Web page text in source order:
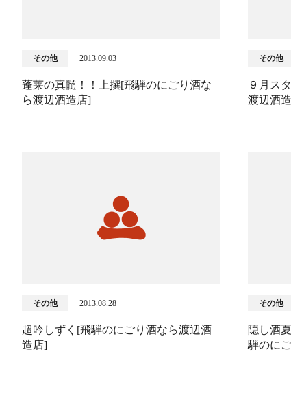
その他 2013.09.03
蓬莱の真髄！！上撰[飛騨のにごり酒な
ら渡辺酒造店]
その他
９月ス
渡辺酒
その他 2013.08.28
超吟しずく[飛騨のにごり酒なら渡辺酒
造店]
その他
隠し酒
騨のに